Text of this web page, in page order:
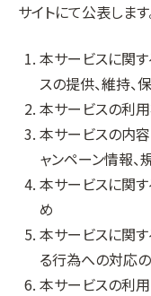
サイトにて公表します
本サービスに関
スの提供、維持、
本サービスの利
本サービスの内容
ャンペーン情報
本サービスに関
め
本サービスに関
る行為への対応
本サービスの利